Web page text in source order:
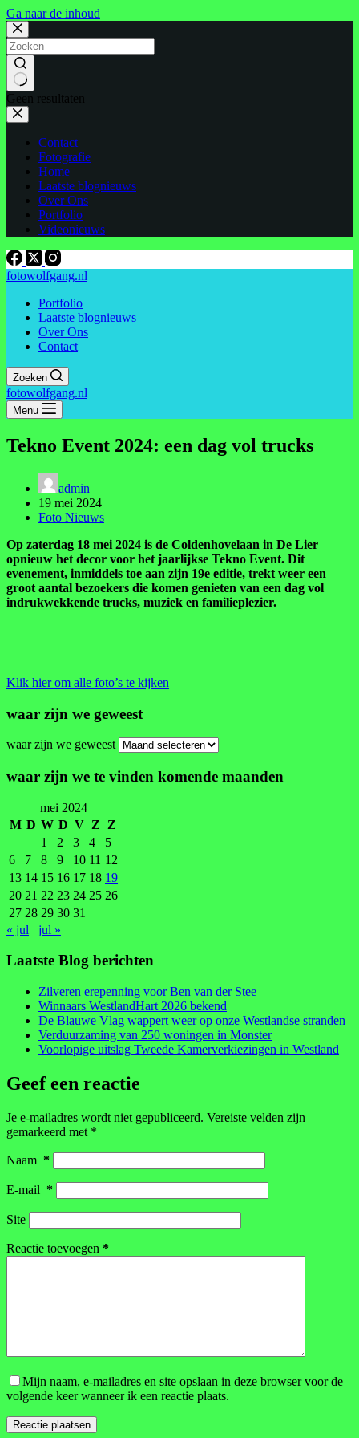
Ga naar de inhoud
Geen resultaten
Contact
Fotografie
Home
Laatste blognieuws
Over Ons
Portfolio
Videonieuws
fotowolfgang.nl
Portfolio
Laatste blognieuws
Over Ons
Contact
Zoeken
fotowolfgang.nl
Menu
Tekno Event 2024: een dag vol trucks
admin
19 mei 2024
Foto Nieuws
Op zaterdag 18 mei 2024 is de Coldenhovelaan in De Lier
opnieuw het decor voor het jaarlijkse Tekno Event. Dit
evenement, inmiddels toe aan zijn 19e editie, trekt weer een
groot aantal bezoekers die komen genieten van een dag vol
indrukwekkende trucks, muziek en familieplezier.
Klik hier om alle foto’s te kijken
waar zijn we geweest
waar zijn we geweest
waar zijn we te vinden komende maanden
mei 2024
M D W D V Z
Z
1
2 3 4
5
6
7 8 9 10 11 12
13 14 15 16 17 18 19
20 21 22 23 24 25 26
27 28 29 30 31
« jul
jul »
Laatste Blog berichten
Zilveren erepenning voor Ben van der Stee
Winnaars WestlandHart 2026 bekend
De Blauwe Vlag wappert weer op onze Westlandse stranden
Verduurzaming van 250 woningen in Monster
Voorlopige uitslag Tweede Kamerverkiezingen in Westland
Geef een reactie
Je e-mailadres wordt niet gepubliceerd. Vereiste velden zijn
gemarkeerd met *
Naam *
E-mail *
Site
Reactie toevoegen *
Mijn naam, e-mailadres en site opslaan in deze browser voor de
volgende keer wanneer ik een reactie plaats.
Reactie plaatsen